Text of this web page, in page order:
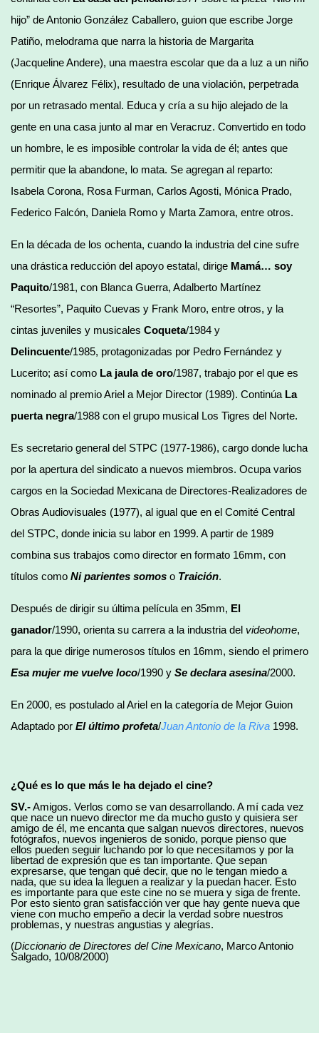
hijo” de Antonio González Caballero, guion que escribe Jorge
Patiño, melodrama que narra la historia de Margarita
(Jacqueline Andere), una maestra escolar que da a luz a un niño
(Enrique Álvarez Félix), resultado de una violación, perpetrada
por un retrasado mental. Educa y cría a su hijo alejado de la
gente en una casa junto al mar en Veracruz. Convertido en todo
un hombre, le es imposible controlar la vida de él; antes que
permitir que la abandone, lo mata. Se agregan al reparto:
Isabela Corona, Rosa Furman, Carlos Agosti, Mónica Prado,
Federico Falcón, Daniela Romo y Marta Zamora, entre otros.
En la década de los ochenta, cuando la industria del cine sufre
una drástica reducción del apoyo estatal, dirige Mamá… soy
Paquito/1981, con Blanca Guerra, Adalberto Martínez
“Resortes”, Paquito Cuevas y Frank Moro, entre otros, y la
cintas juveniles y musicales Coqueta/1984 y
Delincuente/1985, protagonizadas por Pedro Fernández y
Lucerito; así como La jaula de oro/1987, trabajo por el que es
nominado al premio Ariel a Mejor Director (1989). Continúa La
puerta negra/1988 con el grupo musical Los Tigres del Norte.
Es secretario general del STPC (1977-1986), cargo donde lucha
por la apertura del sindicato a nuevos miembros. Ocupa varios
cargos en la Sociedad Mexicana de Directores-Realizadores de
Obras Audiovisuales (1977), al igual que en el Comité Central
del STPC, donde inicia su labor en 1999. A partir de 1989
combina sus trabajos como director en formato 16mm, con
títulos como Ni parientes somos o Traición.
Después de dirigir su última película en 35mm, El
ganador/1990, orienta su carrera a la industria del videohome,
para la que dirige numerosos títulos en 16mm, siendo el primero
Esa mujer me vuelve loco/1990 y Se declara asesina/2000.
En 2000, es postulado al Ariel en la categoría de Mejor Guion
Adaptado por El último profeta/Juan Antonio de la Riva 1998.
¿Qué es lo que más le ha dejado el cine?
SV.-Amigos. Verlos como se van desarrollando. A mí cada vez
que nace un nuevo director me da mucho gusto y quisiera ser
amigo de él, me encanta que salgan nuevos directores, nuevos
fotógrafos, nuevos ingenieros de sonido, porque pienso que
ellos pueden seguir luchando por lo que necesitamos y por la
libertad de expresión que es tan importante. Que sepan
expresarse, que tengan qué decir, que no le tengan miedo a
nada, que su idea la lleguen a realizar y la puedan hacer. Esto
es importante para que este cine no se muera y siga de frente.
Por esto siento gran satisfacción ver que hay gente nueva que
viene con mucho empeño a decir la verdad sobre nuestros
problemas, y nuestras angustias y alegrías.
(Diccionario de Directores del Cine Mexicano, Marco Antonio
Salgado, 10/08/2000)